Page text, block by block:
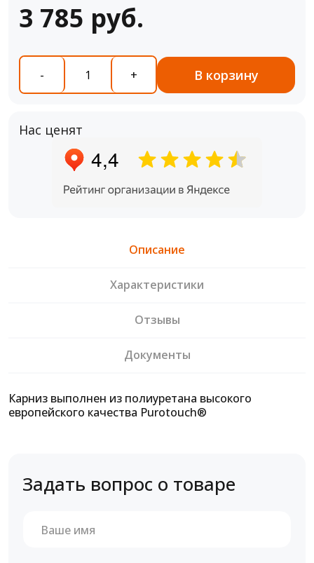
3 785 руб.
- + В корзину
Нас ценят
Описание
Характеристики
Отзывы
Документы
Карниз выполнен из полиуретана высокого
европейского качества Purotouch®
Задать вопрос о товаре